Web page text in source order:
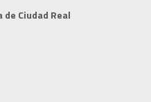
Ciudad Real